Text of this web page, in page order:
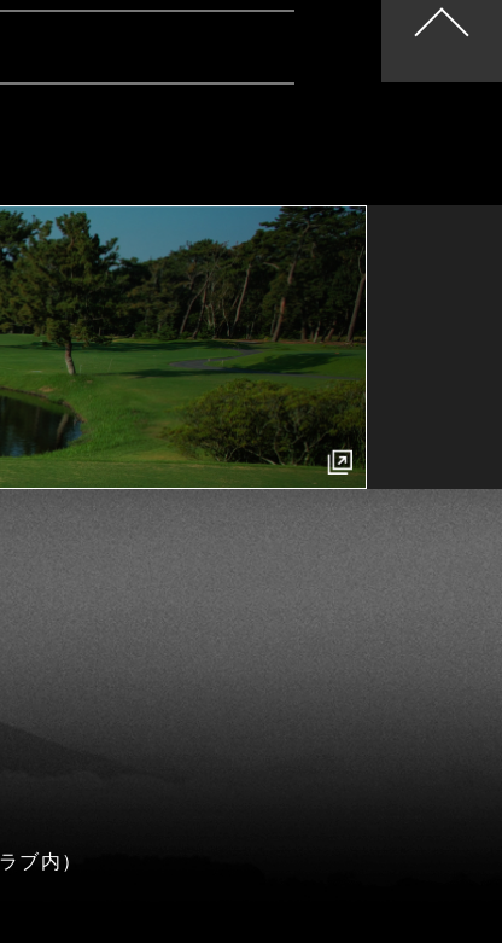
ブ内）